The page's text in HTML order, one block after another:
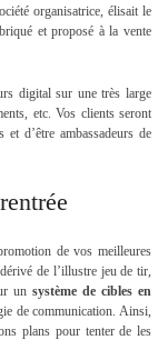
organisatrice, élisait le
et proposé à la vente
digital sur une très large
etc. Vos clients seront
d’être ambassadeurs de
de vos meilleures
de l’illustre jeu de tir,
unsystème de cibles en
de communication. Ainsi,
plans pour tenter de les